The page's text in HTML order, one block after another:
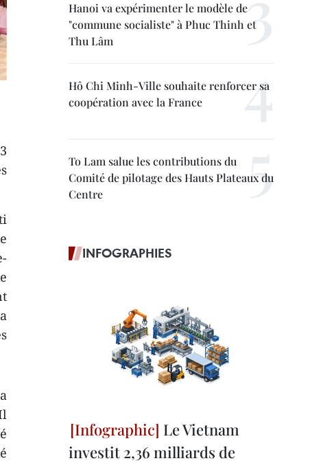
Hanoi va expérimenter le modèle de
"commune socialiste" à Phuc Thinh et
Thu Lâm
Hô Chi Minh-Ville souhaite renforcer sa
coopération avec la France
To Lam salue les contributions du
Comité de pilotage des Hauts Plateaux du
Centre
INFOGRAPHIES
Le Vietnam
investit 2,36 milliards de